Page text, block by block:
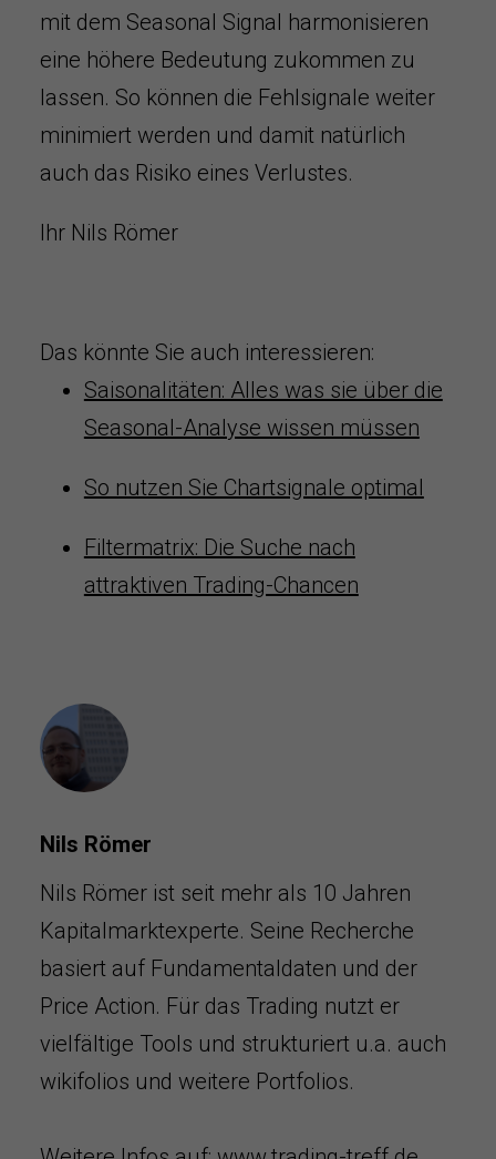
mit dem Seasonal Signal harmonisieren
eine höhere Bedeutung zukommen zu
lassen. So können die Fehlsignale weiter
minimiert werden und damit natürlich
auch das Risiko eines Verlustes.
Ihr Nils Römer
Das könnte Sie auch interessieren:
Saisonalitäten: Alles was sie über die
Seasonal-Analyse wissen müssen
So nutzen Sie Chartsignale optimal
Filtermatrix: Die Suche nach
attraktiven Trading-Chancen
Nils Römer
Nils Römer ist seit mehr als 10 Jahren
Kapitalmarktexperte. Seine Recherche
basiert auf Fundamentaldaten und der
Price Action. Für das Trading nutzt er
vielfältige Tools und strukturiert u.a. auch
wikifolios und weitere Portfolios.